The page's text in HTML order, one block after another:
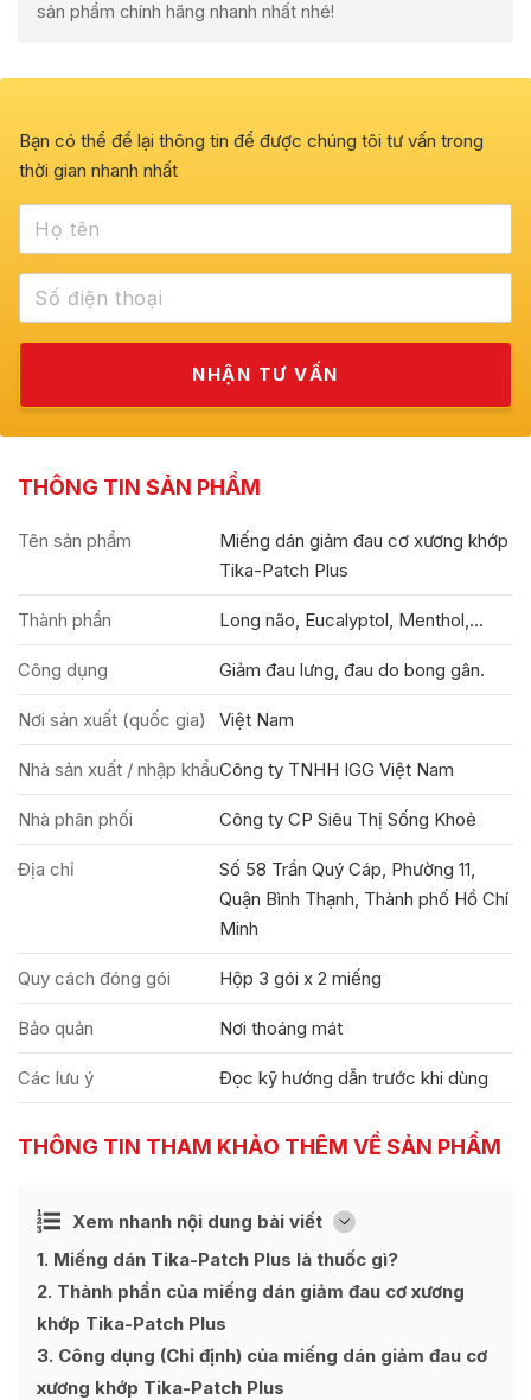
sản phẩm chính hãng nhanh nhất nhé!
Bạn có thể để lại thông tin để được chúng tôi tư vấn trong
thời gian nhanh nhất
THÔNG TIN SẢN PHẨM
Tên sản phẩm
Miếng dán giảm đau cơ xương khớp
Tika-Patch Plus
Thành phần Long não, Eucalyptol, Menthol,...
Công dụng Giảm đau lưng, đau do bong gân.
Nơi sản xuất (quốc gia) Việt Nam
Nhà sản xuất / nhập khẩuCông ty TNHH IGG Việt Nam
Nhà phân phối Công ty CP Siêu Thị Sống Khoẻ
Địa chỉ
Số 58 Trần Quý Cáp, Phường 11,
Quận Bình Thạnh, Thành phố Hồ Chí
Minh
Quy cách đóng gói Hộp 3 gói x 2 miếng
Bảo quản Nơi thoáng mát
Các lưu ý Đọc kỹ hướng dẫn trước khi dùng
THÔNG TIN THAM KHẢO THÊM VỀ SẢN PHẨM
Xem nhanh nội dung bài viết [
Ẩn
1 Miếng dán Tika-Patch Plus là thuốc gì?
2 Thành phần của miếng dán giảm đau cơ xương
khớp Tika-Patch Plus
3 Công dụng (Chỉ định) của miếng dán giảm đau cơ
xương khớp Tika-Patch Plus